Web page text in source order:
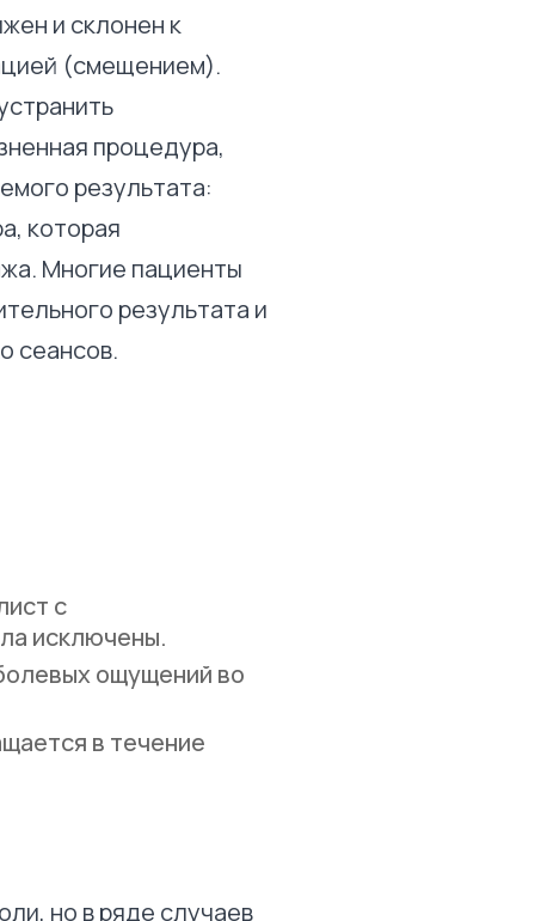
и склонен к
(смещением).
процедура,
результата:
которая
Многие пациенты
результата и
сеансов.
с
исключены.
ощущений во
в течение
но в ряде случаев